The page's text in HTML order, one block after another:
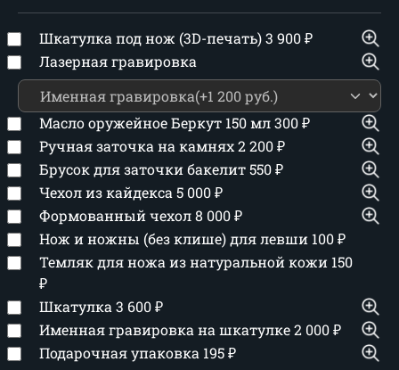
Шкатулка под нож (3D-печать)3 900₽
Лазерная гравировка
Масло оружейное Беркут 150 мл300₽
Ручная заточка на камнях2 200₽
Брусок для заточки бакелит550₽
Чехол из кайдекса 5 000₽
Формованный чехол8 000₽
Нож и ножны (без клише) для левши 100₽
Темляк для ножа из натуральной кожи 150
₽
Шкатулка 3 600₽
Именная гравировка на шкатулке2 000₽
Подарочная упаковка 195₽